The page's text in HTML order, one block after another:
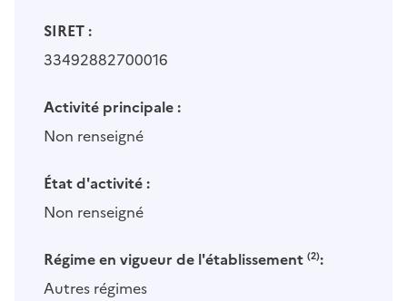
SIRET :
33492882700016
Activité principale :
Non renseigné
État d'activité :
Non renseigné
Régime en vigueur de l'établissement (2):
Autres régimes